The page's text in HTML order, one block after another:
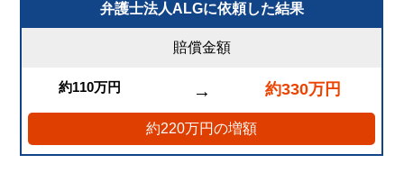
弁護士法人ALGに依頼した結果
賠償金額
約110万円 → 約330万円
約220万円の増額